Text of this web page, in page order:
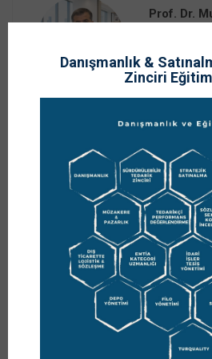
Prof. Dr.
zinciri yönetimi alanlarındaki
danışmanlık desteği sağlar;
programlarını uçtan uca yönetir.
perspektifiyle şirketlerin kritik
karar alma, kontrol ve uygulama
çıktılarla destekler. Danışmanlık
birlikte değer üretmeye ve kalıcı
oluşturmaya odaklar.
Danışmanlık &
Zinciri